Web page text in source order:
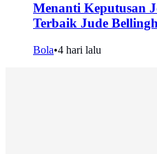
Menanti Keputusan
Terbaik Jude
Bola•4 hari lalu